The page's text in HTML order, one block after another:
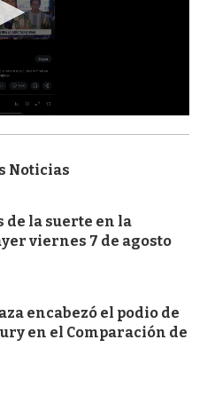
Noticias
de la suerte en la
viernes 7 de agosto
encabezó el podio de
en el Comparación de